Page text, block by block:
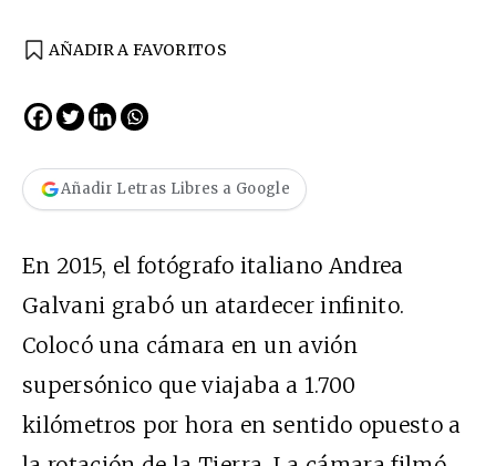
AÑADIR A FAVORITOS
Añadir Letras Libres a Google
En 2015, el fotógrafo italiano Andrea
Galvani grabó un atardecer infinito.
Colocó una cámara en un avión
supersónico que viajaba a 1.700
kilómetros por hora en sentido opuesto a